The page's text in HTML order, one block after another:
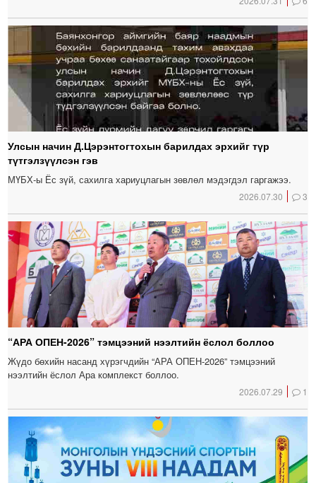
Улсын начин Д.Цэрэнтогтохын барилдах эрхийг түр
түтгэлзүүлсэн гэв
МҮБХ-ы Ёс зүй, сахилга хариуцлагын зөвлөл мэдэгдэл гаргажээ.
2026.07.30 3
“АРА ОПЕН-2026” тэмцээний нээлтийн ёслол боллоо
Жүдо бөхийн насанд хүрэгчдийн “АРА ОПЕН-2026” тэмцээний
нээлтийн ёслол Ара комплекст боллоо.
2026.07.29 1